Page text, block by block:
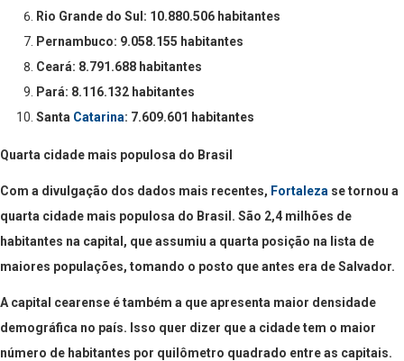
Rio Grande do Sul: 10.880.506 habitantes
Pernambuco: 9.058.155 habitantes
Ceará: 8.791.688 habitantes
Pará: 8.116.132 habitantes
Santa Catarina: 7.609.601 habitantes
Quarta cidade mais populosa do Brasil
Com a divulgação dos dados mais recentes, Fortaleza se tornou a
quarta cidade mais populosa do Brasil. São 2,4 milhões de
habitantes na capital, que assumiu a quarta posição na lista de
maiores populações, tomando o posto que antes era de Salvador.
A capital cearense é também a que apresenta maior densidade
demográfica no país. Isso quer dizer que a cidade tem o maior
número de habitantes por quilômetro quadrado entre as capitais.